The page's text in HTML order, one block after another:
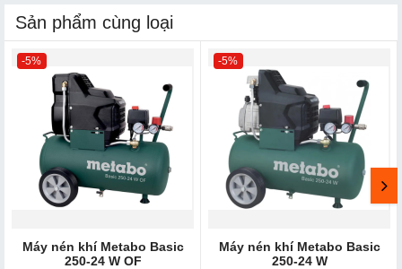
Sản phẩm cùng loại
-5%
Máy nén khí Metabo Basic
250-24 W OF
-5%
Máy nén khí Metabo Basic
250-24 W